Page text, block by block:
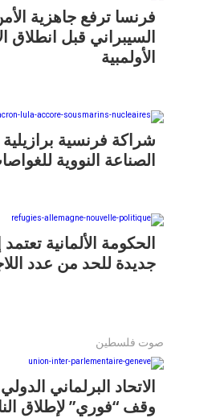
فرنسا ترفع جاهزية
السيبراني قبل انطلاق
الأولمبية
شراكة فرنسية
الصناعة النووية
الحكومة الألمانية
جديدة للحد من عدد
صوت فلسطين
الاتحاد البرلماني
وقف “فوري” لإطلاق